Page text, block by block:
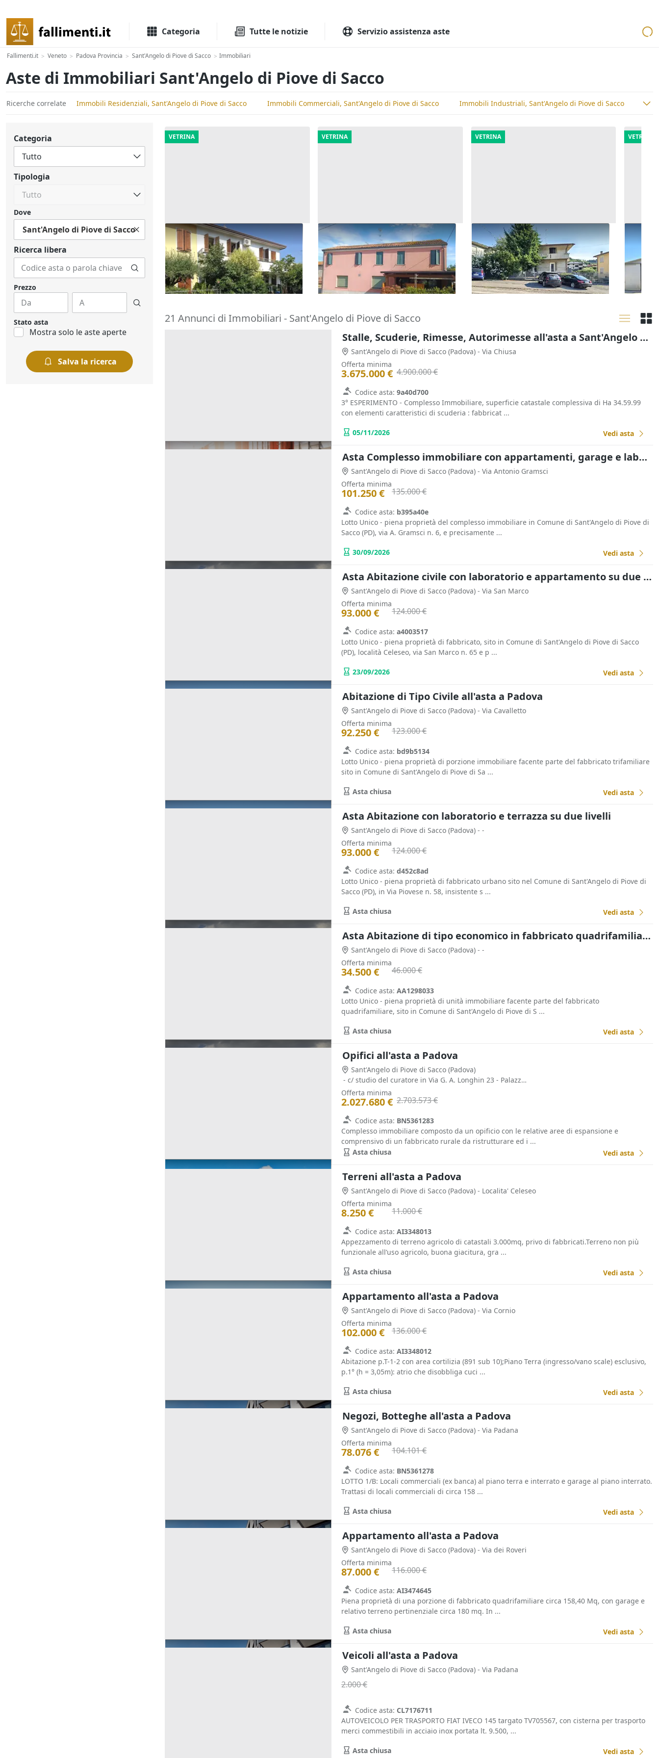
Categoria Tutte le notizie Servizio assistenza aste
Fallimenti.it > Veneto > Padova Provincia > Sant'Angelo di Piove di Sacco > Immobiliari
Aste di Immobiliari Sant'Angelo di Piove di Sacco
Ricerche correlate Immobili Residenziali, Sant'Angelo di Piove di Sacco Immobili Commerciali, Sant'Angelo di Piove di Sacco Immobili Industriali, Sant'Angelo di Piove di Sacco
Categoria
Tipologia
Dove
Sant'Angelo di Piove di Sacco
Ricerca libera
Prezzo
Stato asta
Mostra solo le aste aperte
Salva la ricerca
VETRINA
Asta Abitazione cielo terra con
cortile e cantina
Montegrotto Terme (Padova)
195.000 €
20/10/2026
VETRINA
Asta Quota 1/6 di locale
commerciale e alloggio
(Rovigo)
8.205 €
18/09/2026
VETRINA
Asta Casa indipendente con corte
pertinenziale
Barbarano Mossano (Vicenza)
180.000 €
22/10/2026
VETRINA
Asta
uso
21 Annunci di Immobiliari - Sant'Angelo di Piove di Sacco
Stalle, Scuderie, Rimesse, Autorimesse all'asta a Sant'Angelo di Piove di Sacco
Sant'Angelo di Piove di Sacco (Padova) - Via Chiusa
Offerta minima
3.675.000 € 4.900.000 €
Codice asta: 9a40d700
3° ESPERIMENTO - Complesso Immobiliare, superficie catastale complessiva di Ha 34.59.99
con elementi caratteristici di scuderia : fabbricat ...
05/11/2026 Vedi asta
Asta Complesso immobiliare con appartamenti, garage e laboratorio artigianale
Sant'Angelo di Piove di Sacco (Padova) - Via Antonio Gramsci
Offerta minima
101.250 € 135.000 €
Codice asta: b395a40e
Lotto Unico - piena proprietà del complesso immobiliare in Comune di Sant'Angelo di Piove di
Sacco (PD), via A. Gramsci n. 6, e precisamente ...
30/09/2026 Vedi asta
Asta Abitazione civile con laboratorio e appartamento su due piani
Sant'Angelo di Piove di Sacco (Padova) - Via San Marco
Offerta minima
93.000 € 124.000 €
Codice asta: a4003517
Lotto Unico - piena proprietà di fabbricato, sito in Comune di Sant'Angelo di Piove di Sacco
(PD), località Celeseo, via San Marco n. 65 e p ...
23/09/2026 Vedi asta
Abitazione di Tipo Civile all'asta a Padova
Sant'Angelo di Piove di Sacco (Padova) - Via Cavalletto
Offerta minima
92.250 € 123.000 €
Codice asta: bd9b5134
Lotto Unico - piena proprietà di porzione immobiliare facente parte del fabbricato trifamiliare
sito in Comune di Sant'Angelo di Piove di Sa ...
Asta chiusa Vedi asta
Asta Abitazione con laboratorio e terrazza su due livelli
Sant'Angelo di Piove di Sacco (Padova) - -
Offerta minima
93.000 € 124.000 €
Codice asta: d452c8ad
Lotto Unico - piena proprietà di fabbricato urbano sito nel Comune di Sant'Angelo di Piove di
Sacco (PD), in Via Piovese n. 58, insistente s ...
Asta chiusa Vedi asta
Asta Abitazione di tipo economico in fabbricato quadrifamiliare
Sant'Angelo di Piove di Sacco (Padova) - -
Offerta minima
34.500 € 46.000 €
Codice asta: AA1298033
Lotto Unico - piena proprietà di unità immobiliare facente parte del fabbricato
quadrifamiliare, sito in Comune di Sant'Angelo di Piove di S ...
Asta chiusa Vedi asta
Opifici all'asta a Padova
Sant'Angelo di Piove di Sacco (Padova)
- c/ studio del curatore in Via G. A. Longhin 23 - Palazzo Galileo 35129 Padova (PD) Italia
Offerta minima
2.027.680 € 2.703.573 €
Codice asta: BN5361283
Complesso immobiliare composto da un opificio con le relative aree di espansione e
comprensivo di un fabbricato rurale da ristrutturare ed i ...
Asta chiusa
Vedi asta
Terreni all'asta a Padova
Sant'Angelo di Piove di Sacco (Padova) - Localita' Celeseo
Offerta minima
8.250 € 11.000 €
Codice asta: AI3348013
Appezzamento di terreno agricolo di catastali 3.000mq, privo di fabbricati.Terreno non più
funzionale all’uso agricolo, buona giacitura, gra ...
Asta chiusa Vedi asta
Appartamento all'asta a Padova
Sant'Angelo di Piove di Sacco (Padova) - Via Cornio
Offerta minima
102.000 € 136.000 €
Codice asta: AI3348012
Abitazione p.T-1-2 con area cortilizia (891 sub 10);Piano Terra (ingresso/vano scale) esclusivo,
p.1° (h = 3,05m): atrio che disobbliga cuci ...
Asta chiusa Vedi asta
Negozi, Botteghe all'asta a Padova
Sant'Angelo di Piove di Sacco (Padova) - Via Padana
Offerta minima
78.076 € 104.101 €
Codice asta: BN5361278
LOTTO 1/B: Locali commerciali (ex banca) al piano terra e interrato e garage al piano interrato.
Trattasi di locali commerciali di circa 158 ...
Asta chiusa Vedi asta
Appartamento all'asta a Padova
Sant'Angelo di Piove di Sacco (Padova) - Via dei Roveri
Offerta minima
87.000 € 116.000 €
Codice asta: AI3474645
Piena proprietà di una porzione di fabbricato quadrifamiliare circa 158,40 Mq, con garage e
relativo terreno pertinenziale circa 180 mq. In ...
Asta chiusa Vedi asta
Veicoli all'asta a Padova
Sant'Angelo di Piove di Sacco (Padova) - Via Padana
2.000 €
Codice asta: CL7176711
AUTOVEICOLO PER TRASPORTO FIAT IVECO 145 targato TV705567, con cisterna per trasporto
merci commestibili in acciaio inox portata lt. 9.500, ...
Asta chiusa Vedi asta